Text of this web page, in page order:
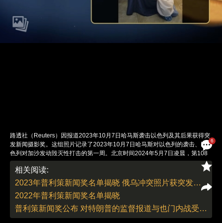
6
路透社（Reuters）因报道2023年10月7日哈马斯袭击以色列及其后果获得突
发新闻摄影奖。这组照片记录了2023年10月7日哈马斯对以色列的袭击、以
色列对加沙发动毁灭性打击的第一周。北京时间2024年5月7日凌晨，第108
届普利策奖获奖名单正式揭晓。2024年普利策奖揭聚焦移民及以哈冲突。路
透社（Reuters）因报道2023年10月7日哈马斯袭击以色列及其后果获得突发
新闻摄影奖；美联社（Associated Press）因报道从拉丁美洲到美国的移民而
获得专题摄影奖。普利策奖是根据美国报业巨头约瑟夫·普利策遗愿设立的奖
项，后发展成美国乃至国际新闻界的一项最高荣誉奖，被誉为“新闻界的诺贝
尔奖”。普利策奖自1917年开始评选，每年评选一次，目前共包括15项新闻类
奖项、8项创作类奖项和1项特别表彰奖。
相关阅读:
2023年普利策新闻奖名单揭晓 俄乌冲突照片获突发新闻摄影奖
2022年普利策新闻奖名单揭晓
普利策新闻奖公布 对特朗普的监督报道与也门内战受关注